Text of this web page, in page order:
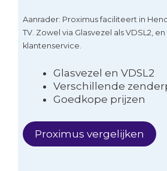
Aanrader: Proximus faciliteert in
TV. Zowel via Glasvezel als VDSL2,
klantenservice.
Glasvezel en VDSL2
Verschillende
Goedkope prijzen
Proximus vergelijken